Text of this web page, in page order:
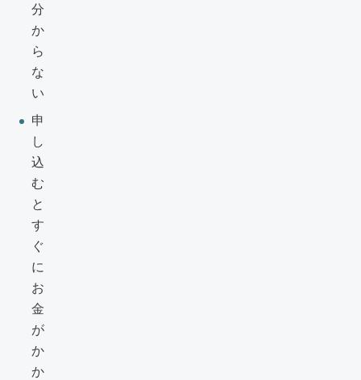
分
か
ら
な
い
申
し
込
む
と
す
ぐ
に
お
金
が
か
か